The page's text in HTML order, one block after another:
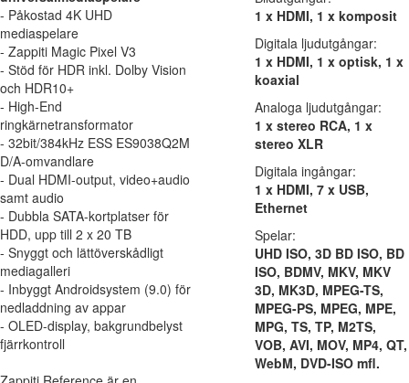
- Påkostad 4K UHD
mediaspelare
- Zappiti Magic Pixel V3
- Stöd för HDR inkl. Dolby Vision
och HDR10+
- High-End
ringkärnetransformator
- 32bit/384kHz ESS ES9038Q2M
D/A-omvandlare
- Dual HDMI-output, video+audio
samt audio
- Dubbla SATA-kortplatser för
HDD, upp till 2 x 20 TB
- Snyggt och lättöverskådligt
mediagalleri
- Inbyggt Androidsystem (9.0) för
nedladdning av appar
- OLED-display, bakgrundbelyst
fjärrkontroll
1 x HDMI, 1 x komposit
Digitala ljudutgångar:
1 x HDMI, 1 x optisk, 1 x
koaxial
Analoga ljudutgångar:
1 x stereo RCA, 1 x
stereo XLR
Digitala ingångar:
1 x HDMI, 7 x USB,
Ethernet
Spelar:
UHD ISO, 3D BD ISO, BD
ISO, BDMV, MKV, MKV
3D, MK3D, MPEG-TS,
MPEG-PS, MPEG, MPE,
MPG, TS, TP, M2TS,
VOB, AVI, MOV, MP4, QT,
WebM, DVD-ISO mfl.